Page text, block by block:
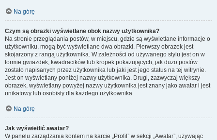
Na górę
Czym są obrazki wyświetlane obok nazwy użytkownika?
Na stronie przeglądania postów, w miejscu, gdzie są wyświetlane informacje o
użytkowniku, mogą być wyświetlane dwa obrazki. Pierwszy obrazek jest
skojarzony z rangą użytkownika. W zależności od używanego stylu jest on w
formie gwiazdek, kwadracików lub kropek pokazujących, jak dużo postów
zostało napisanych przez użytkownika lub jaki jest jego status na tej witrynie.
Jest on wyświetlany poniżej nazwy użytkownika. Drugi, zazwyczaj większy
obrazek, wyświetlany powyżej nazwy użytkownika jest znany jako awatar i jest
unikatowy lub osobisty dla każdego użytkownika.
Na górę
Jak wyświetlić awatar?
W panelu zarządzania kontem na karcie „Profil” w sekcji „Awatar”, używając